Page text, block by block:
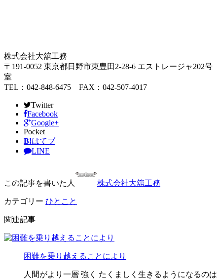
株式会社大舘工務
〒191-0052 東京都日野市東豊田2-28-6 エストレージャ202号
室
TEL：042-848-6475 FAX：042-507-4017
Twitter
Facebook
Google+
Pocket
B!はてブ
LINE
この記事を書いた人 株式会社大舘工務
カテゴリー ひとこと
関連記事
困難を乗り越えることにより
人間がより一層 強く たくましく生きるようになるのは